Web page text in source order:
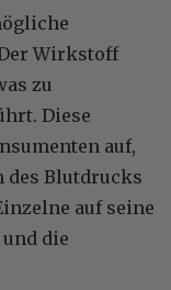
Wirkstoff
zu
Diese
auf,
des Blutdrucks
auf seine
die